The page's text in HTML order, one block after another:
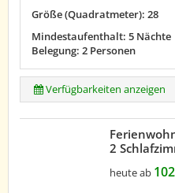
Größe (Quadratmeter): 28
Mindestaufenthalt: 5 Nächte
Belegung: 2 Personen
Verfügbarkeiten anzeigen
2
heute ab